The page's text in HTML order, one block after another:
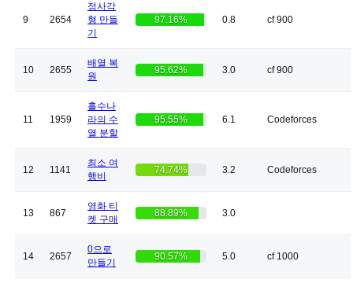
9 2654
정사각
형 만들
기
97.16% 0.8 cf 900
10 2655
배열 복
원
95.62% 3.0 cf 900
11 1959
홀수나
라의 수
열 분할
95.55% 6.1 Codeforces
12 1141
최소 여
행비
74.74% 3.2 Codeforces
13 867
영화 티
켓 구매
88.89% 3.0
14 2657
0으로
만들기
90.57% 5.0 cf 1000